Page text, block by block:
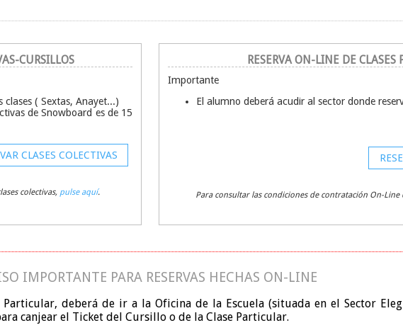
CURSILLOS
clases ( Sextas, Anayet...)
de Snowboard es de 15
CLASES COLECTIVAS
colectivas, pulse aquí.
RESERVA ON-LINE DE CLASES
Importante
El alumno deberá acudir al sector donde
Para consultar las condiciones de contratación On-Line
IMPORTANTE PARA RESERVAS HECHAS ON-LINE
deberá de ir a la Oficina de la Escuela (situada en el Sector
canjear el Ticket del Cursillo o de la Clase Particular.